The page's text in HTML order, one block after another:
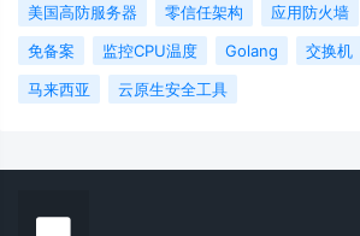
美国高防服务器
零信任架构 应用防火墙
免备案
监控CPU温度 Golang 交换机
马来西亚
云原生安全工具